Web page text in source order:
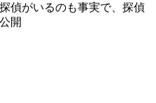
偵がいるのも事実で、探偵
開